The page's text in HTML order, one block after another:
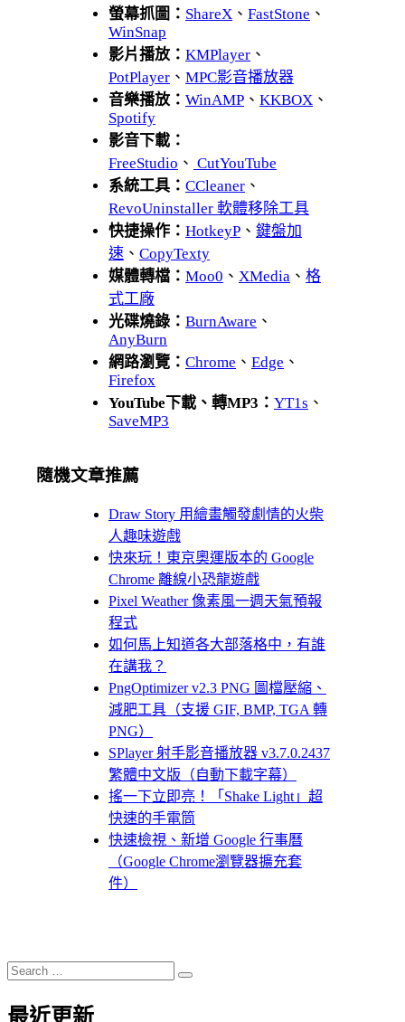
螢幕抓圖： ShareX 、 FastStone 、
WinSnap
影片播放： KMPlayer 、
PotPlayer 、 MPC影音播放器
音樂播放： WinAMP 、 KKBOX 、
Spotify
影音下載：
FreeStudio 、 CutYouTube
系統工具： CCleaner 、
RevoUninstaller 軟體移除工具
快捷操作： HotkeyP 、 鍵盤加
速 、 CopyTexty
媒體轉檔： Moo0 、 XMedia 、 格
式工廠
光碟燒錄： BurnAware 、
AnyBurn
網路瀏覽： Chrome 、 Edge 、
Firefox
YouTube下載、轉MP3： YT1s 、
SaveMP3
隨機文章推薦
Draw Story 用繪畫觸發劇情的火柴
人趣味遊戲
快來玩！東京奧運版本的 Google
Chrome 離線小恐龍遊戲
Pixel Weather 像素風一週天氣預報
程式
如何馬上知道各大部落格中，有誰
在講我？
PngOptimizer v2.3 PNG 圖檔壓縮、
減肥工具（支援 GIF, BMP, TGA 轉
PNG）
SPlayer 射手影音播放器 v3.7.0.2437
繁體中文版（自動下載字幕）
搖一下立即亮！「Shake Light」超
快速的手電筒
快速檢視、新增 Google 行事曆
（Google Chrome瀏覽器擴充套
件）
Search
for:
Search
最近更新